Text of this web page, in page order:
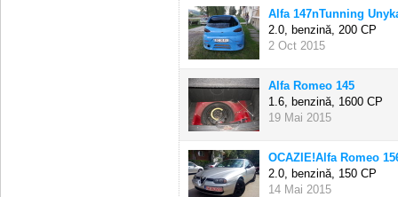
Alfa 147nTunning
2.0, benzină, 200 CP
2 Oct 2015
Alfa Romeo 145
1.6, benzină, 1600 CP
19 Mai 2015
OCAZIE!Alfa Romeo
2.0, benzină, 150 CP
14 Mai 2015